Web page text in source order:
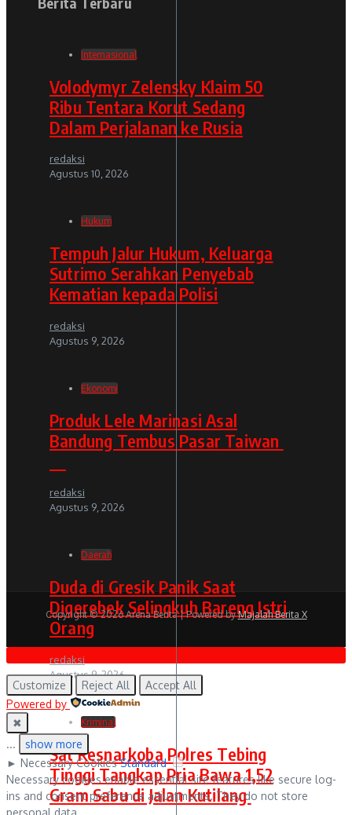
Internasional
Volodymyr Zelensky Klaim 50
Ribu Tentara Korut Sedang
Dalam Perjalanan ke Rusia
redaksi
Agustus 10, 2026
Hukum
Tempuh Jalur Hukum, Keluarga
Sutrimo Serahkan Penyebab
Kematian kepada Polisi
redaksi
Agustus 9, 2026
Ekonomi
Produk Lele Marinasi Asal
Bandung Tembus Pasar Taiwan
redaksi
Agustus 9, 2026
Daerah
Duda di Gresik Panik Saat
Digerebek Selingkuh Bareng Istri
Orang
redaksi
Agustus 9, 2026
Kriminal
Sat Resnarkoba Polres Tebing
Tinggi Tangkap Pria Bawa 1,52
Gram Sabu di Jalan Kutilang
Copyright © 2026 Arena Berita | Powered byMajalah Berita X
Customize Reject All
Accept All
Powered by
✖
...
show more
► Necessary Cookies Standard
Necessary cookies enable essential site features like secure log-
ins and consent preference adjustments. They do not store
personal data.